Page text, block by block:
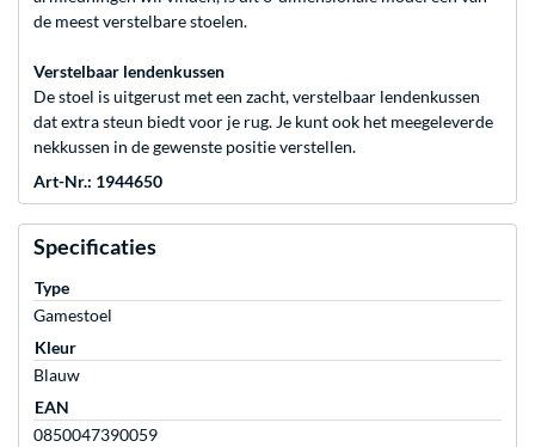
de meest verstelbare stoelen.
Verstelbaar lendenkussen
De stoel is uitgerust met een zacht, verstelbaar lendenkussen
dat extra steun biedt voor je rug. Je kunt ook het meegeleverde
nekkussen in de gewenste positie verstellen.
Art-Nr.: 1944650
Specificaties
Type
Gamestoel
Kleur
Blauw
EAN
0850047390059